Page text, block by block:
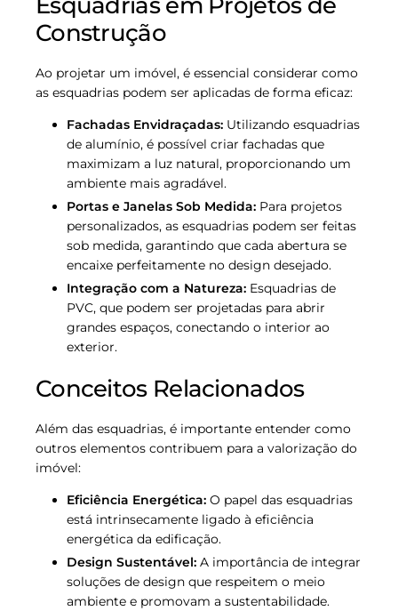
Construção
Ao projetar um imóvel, é essencial considerar como
as esquadrias podem ser aplicadas de forma eficaz:
Fachadas Envidraçadas: Utilizando esquadrias
de alumínio, é possível criar fachadas que
maximizam a luz natural, proporcionando um
ambiente mais agradável.
Portas e Janelas Sob Medida: Para projetos
personalizados, as esquadrias podem ser feitas
sob medida, garantindo que cada abertura se
encaixe perfeitamente no design desejado.
Integração com a Natureza: Esquadrias de
PVC, que podem ser projetadas para abrir
grandes espaços, conectando o interior ao
exterior.
Conceitos Relacionados
Além das esquadrias, é importante entender como
outros elementos contribuem para a valorização do
imóvel:
Eficiência Energética: O papel das esquadrias
está intrinsecamente ligado à eficiência
energética da edificação.
Design Sustentável: A importância de integrar
soluções de design que respeitem o meio
ambiente e promovam a sustentabilidade.